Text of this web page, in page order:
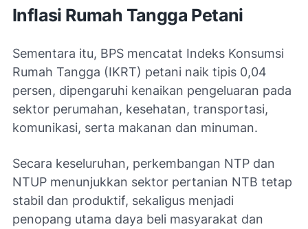
Inflasi Rumah Tangga Petani
Sementara itu, BPS mencatat Indeks Konsumsi
Rumah Tangga (IKRT) petani naik tipis 0,04
persen, dipengaruhi kenaikan pengeluaran pada
sektor perumahan, kesehatan, transportasi,
komunikasi, serta makanan dan minuman.
Secara keseluruhan, perkembangan NTP dan
NTUP menunjukkan sektor pertanian NTB tetap
stabil dan produktif, sekaligus menjadi
penopang utama daya beli masyarakat dan